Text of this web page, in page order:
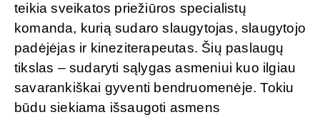
teikia sveikatos priežiūros specialistų
komanda, kurią sudaro slaugytojas, slaugytojo
padėjėjas ir kineziterapeutas. Šių paslaugų
tikslas – sudaryti sąlygas asmeniui kuo ilgiau
savarankiškai gyventi bendruomenėje. Tokiu
būdu siekiama išsaugoti asmens